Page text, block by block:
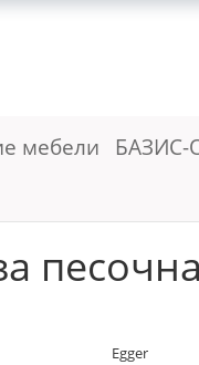
мебели БАЗИС-
Egger